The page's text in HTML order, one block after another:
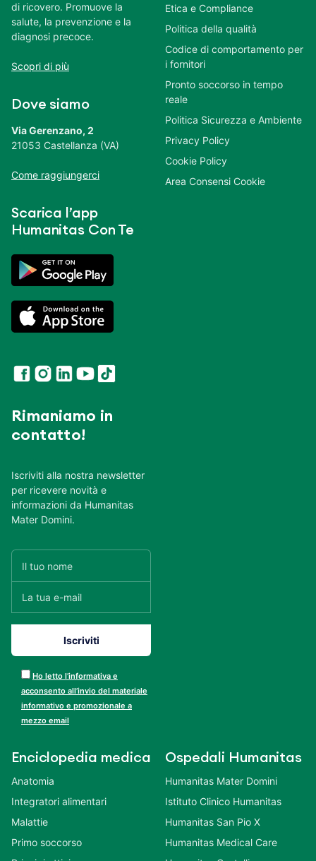
di ricovero. Promuove la
salute, la prevenzione e la
diagnosi precoce.
Scopri di più
Dove siamo
Via Gerenzano, 2
21053 Castellanza (VA)
Come raggiungerci
Scarica l’app
Humanitas Con Te
Rimaniamo in
contatto!
Iscriviti alla nostra newsletter
per ricevere novità e
informazioni da Humanitas
Mater Domini.
Ho letto l’informativa e
acconsento all’invio del materiale
informativo e promozionale a
mezzo email
Etica e Compliance
Politica della qualità
Codice di comportamento per
i fornitori
Pronto soccorso in tempo
reale
Politica Sicurezza e Ambiente
Privacy Policy
Cookie Policy
Area Consensi Cookie
Enciclopedia medica
Anatomia
Integratori alimentari
Malattie
Primo soccorso
Ospedali Humanitas
Humanitas Mater Domini
Istituto Clinico Humanitas
Humanitas San Pio X
Humanitas Medical Care